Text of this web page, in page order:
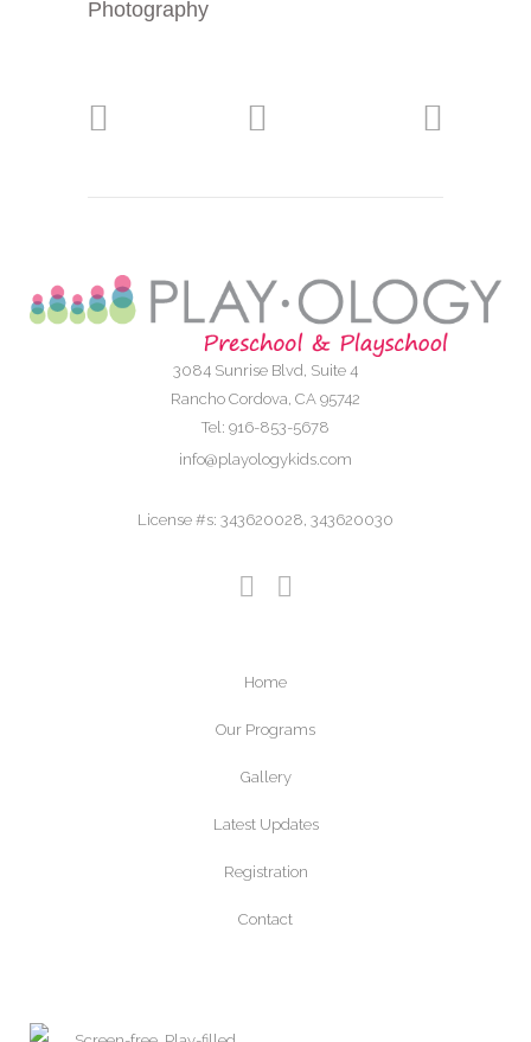
Photography
3084 Sunrise Blvd, Suite 4
Rancho Cordova, CA 95742
Tel: 916-853-5678
info@playologykids.com
License #s: 343620028, 343620030
Home
Our Programs
Gallery
Latest Updates
Registration
Contact